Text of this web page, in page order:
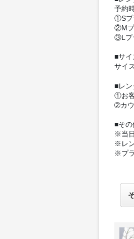
予約
①Sプ
②Mプ
③Lプ
■サイ
サイ
■レン
①お客
➁カウ
■その
※当
※レ
※プ